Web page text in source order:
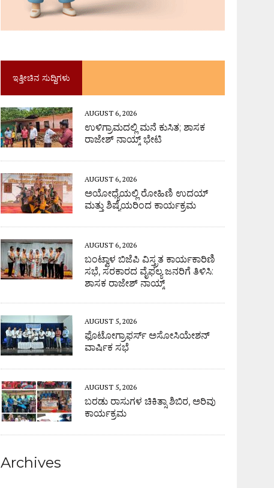
ಇತ್ತೀಚಿನ ಸುದ್ದಿಗಳು
AUGUST 6, 2026
ಉಳಿಗ್ರಾಮದಲ್ಲಿ ಮನೆ ಕುಸಿತ; ಶಾಸಕ
ರಾಜೇಶ್ ನಾಯ್ಕ್ ಭೇಟಿ
AUGUST 6, 2026
ಅಯೋಧ್ಯೆಯಲ್ಲಿ ರೋಹಿಣಿ ಉದಯ್
ಮತ್ತು ಶಿಷ್ಯೆಯರಿಂದ ಕಾರ್ಯಕ್ರಮ
AUGUST 6, 2026
ಬಂಟ್ವಾಳ ಬಿಜೆಪಿ ವಿಸ್ತ್ರತ ಕಾರ್ಯಕಾರಿಣಿ
ಸಭೆ, ಸರಕಾರದ ವೈಫಲ್ಯ ಜನರಿಗೆ ತಿಳಿಸಿ:
ಶಾಸಕ ರಾಜೇಶ್ ನಾಯ್ಕ್
AUGUST 5, 2026
ಫೊಟೋಗ್ರಾಫರ್ಸ್ ಅಸೋಸಿಯೇಶನ್
ವಾರ್ಷಿಕ ಸಭೆ
AUGUST 5, 2026
ಬರಡು ರಾಸುಗಳ ಚಿಕಿತ್ಸಾ ಶಿಬಿರ, ಅರಿವು
ಕಾರ್ಯಕ್ರಮ
Archives